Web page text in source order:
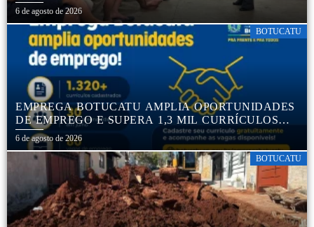
6 de agosto de 2026
BOTUCATU
EMPREGA BOTUCATU AMPLIA OPORTUNIDADES
DE EMPREGO E SUPERA 1,3 MIL CURRÍCULOS
CADASTRADOS
6 de agosto de 2026
BOTUCATU